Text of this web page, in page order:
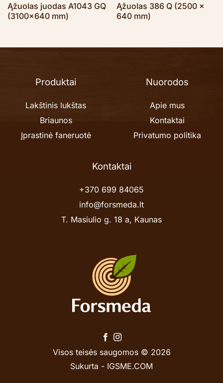
Ąžuolas juodas A1043 GQ
(3100×640 mm)
Ąžuolas 386 Q (2500 x
640 mm)
Produktai
Lakštinis lukštas
Briaunos
Įprastinė faneruotė
Nuorodos
Apie mus
Kontaktai
Privatumo politika
Kontaktai
+370 699 84065
info@forsmeda.lt
T. Masiulio g. 18 a, Kaunas
Visos teisės saugomos © 2026
Sukurta - IGSME.COM